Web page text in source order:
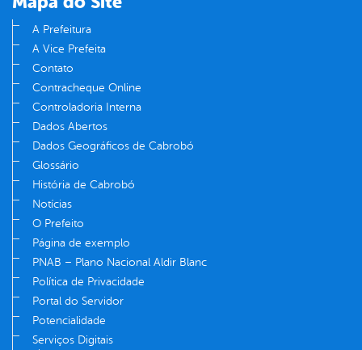
A Prefeitura
A Vice Prefeita
Contato
Contracheque Online
Controladoria Interna
Dados Abertos
Dados Geográficos de Cabrobó
Glossário
História de Cabrobó
Notícias
O Prefeito
Página de exemplo
PNAB – Plano Nacional Aldir Blanc
Política de Privacidade
Portal do Servidor
Potencialidade
Serviços Digitais